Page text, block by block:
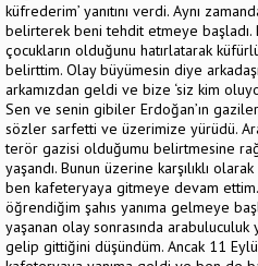
küfrederim’ yanıtını verdi. Aynı
belirterek beni tehdit etmeye başladı.
çocukların olduğunu hatırlatarak küfürlü
belirttim. Olay büyümesin diye
arkamızdan geldi ve bize ‘siz kim
Sen ve senin gibiler Erdoğan’ın
sözler sarfetti ve üzerimize yürüdü.
terör gazisi olduğumu belirtmesine
yaşandı. Bunun üzerine karşılıklı
ben kafeteryaya gitmeye devam
öğrendiğim şahıs yanıma gelmeye
yaşanan olay sonrasında
gelip gittiğini düşündüm. Ancak 11